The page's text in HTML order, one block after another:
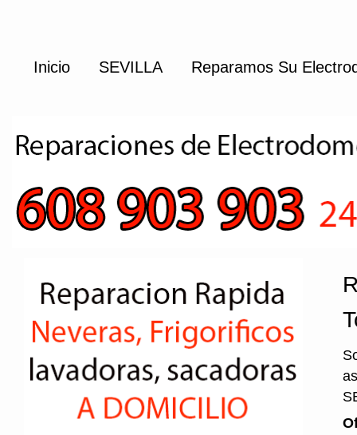
Inicio SEVILLA Reparamos Su